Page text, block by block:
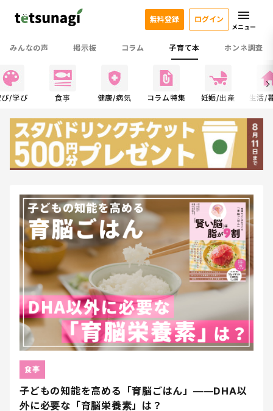
みんなの声 掲示板 コラム 子育て本 ホンネ調査
無料登録 ログイン
メニュー
び/学び 食事 健康/病気 コラム特集 妊娠/出産 生活/
子どもの知能を高める「育脳ごはん」――DHA以
外に必要な「育脳栄養素」は？
食事